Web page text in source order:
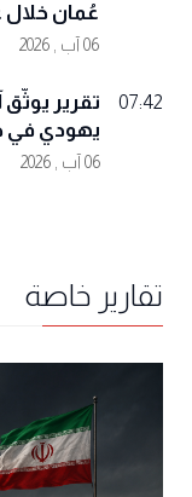
عُمان
06 آب , 2026
07:42
تقرير
يهودي في
06 آب , 2026
تقارير خاصة